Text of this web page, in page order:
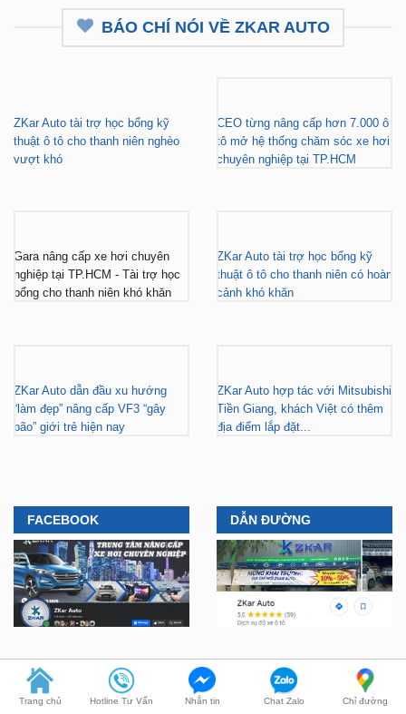
BÁO CHÍ NÓI VỀ ZKAR AUTO
ZKar Auto tài trợ học bổng kỹ
thuật ô tô cho thanh niên nghèo
vượt khó
CEO từng nâng cấp hơn 7.000 ô
tô mở hệ thống chăm sóc xe hơi
chuyên nghiệp tại TP.HCM
Gara nâng cấp xe hơi chuyên
nghiệp tại TP.HCM - Tài trợ học
bổng cho thanh niên khó khăn
ZKar Auto tài trợ học bổng kỹ
thuật ô tô cho thanh niên có hoàn
cảnh khó khăn
ZKar Auto dẫn đầu xu hướng
“làm đẹp” nâng cấp VF3 “gây
bão” giới trẻ hiện nay
ZKar Auto hợp tác với Mitsubishi
Tiền Giang, khách Việt có thêm
địa điểm lắp đặt...
FACEBOOK DẪN ĐƯỜNG
Trang chủ Hotline Tư Vấn Nhắn tin Chat Zalo Chỉ đường